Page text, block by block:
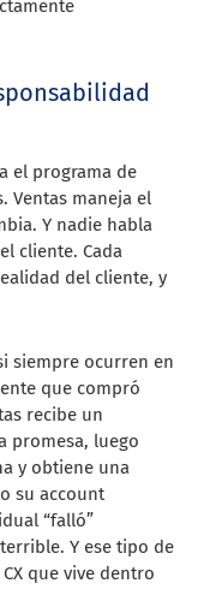
el programa de
Ventas maneja el
Y nadie habla
cliente. Cada
del cliente, y
siempre ocurren en
que compró
recibe un
promesa, luego
y obtiene una
su account
“falló”
Y ese tipo de
que vive dentro